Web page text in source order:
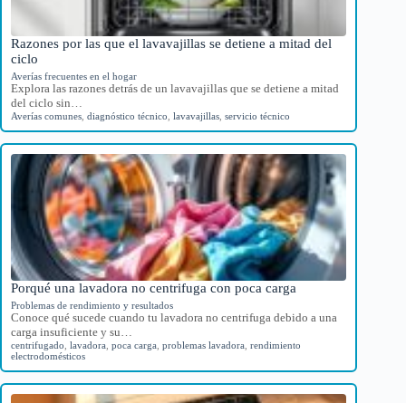
Razones por las que el lavavajillas se detiene a mitad del
ciclo
Averías frecuentes en el hogar
Explora las razones detrás de un lavavajillas que se detiene a mitad
del ciclo sin…
Averías comunes diagnóstico técnico lavavajillas servicio técnico
Porqué una lavadora no centrifuga con poca carga
Problemas de rendimiento y resultados
Conoce qué sucede cuando tu lavadora no centrifuga debido a una
carga insuficiente y su…
centrifugado lavadora poca carga problemas lavadora rendimiento
electrodomésticos